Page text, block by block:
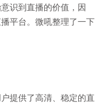
识到直播的价值，因
平台。微吼整理了一下
提供了高清、稳定的直